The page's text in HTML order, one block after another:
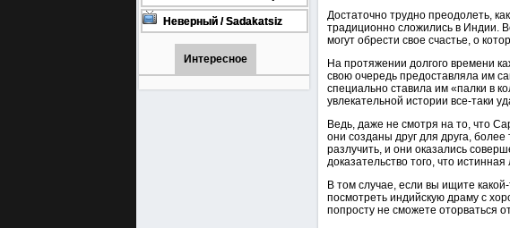
турецкий сериал смотреть
онлайн на русском языке
Неверный / Sadakatsiz
Все серии турецкий сериал
смотреть онлайн на
русском языке
Интересное
Достаточно трудно преодолеть,
традиционно сложились в Индии.
могут обрести свое счастье, о
На протяжении долгого времени
свою очередь предоставляла им
специально ставила им «палки в
увлекательной истории все-таки
Ведь, даже не смотря на то, что
они созданы друг для друга,
разлучить, и они оказались
доказательство того, что
В том случае, если вы ищите
посмотреть индийскую драму с
попросту не сможете оторваться